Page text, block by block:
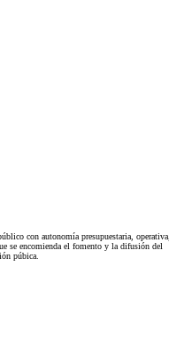
con autonomía presupuestaria, operativa,
se encomienda el fomento y la difusión del
púbica.